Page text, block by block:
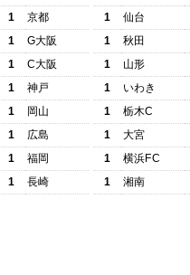
1
京都
1
G大阪
1
C大阪
1
神戸
1
岡山
1
広島
1
福岡
1 長崎
1
仙台
1
秋田
1
山形
1
いわき
1
栃木C
1
大宮
1
横浜FC
1
湘南